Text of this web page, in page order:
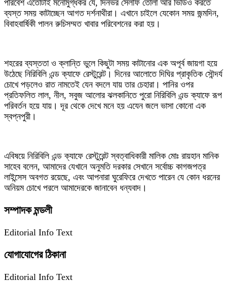
পরিবেশ এতোটাই মনোমুগ্ধকর যে, দিনভর সেলফি তোলা আর ভিডিও করতে
ব্যস্ত সময় কাটাচ্ছেন আগত দর্শনাথীরা। এখানে চাইলে যেকোন সময় জন্মদিন,
বিবাহবার্ষিকী পালন রুচিসম্মত খাবার পরিবেশনের করা হয়।
শহরের ব্যস্ততা ও ক্লান্তি ভুলে কিছুটা সময় কাটানোর এক অপূর্ব জায়গা হয়ে
উঠেছে নিরিবিলি এন্ড ক্যাফে রেস্টুরেন্ট। দিনের আলোতে দিঘির প্রাকৃতিক সৌন্দর্য
চোখে পড়লেও রাত নামতেই যেন বদলে যায় তার চেহারা। পানির ওপর
প্রতিফলিত লাল, নীল, সবুজ আলোর ঝলকানিতে পুরো নিরিবিলি এন্ড ক্যাফে রূপ
পরিবর্তন হয়ে যায়। দূর থেকে দেখে মনে হয় এযেন জলে ভাসা কোনো এক
স্বপ্নপুরী।
এবিষয়ে নিরিবিলি এন্ড ক্যাফে রেস্টুরেন্ট স্বত্বাধিকারী মালিক মোঃ রায়হান মানিক
সাহেব বলেন, আমাদের যেখানে অনুমতি দরকার সেখানে সর্বোচ্চ কাগজপত্র
লাইন্সেস অবগত রয়েছে, এবং আপনারা ঘুরেফিরে দেখতে পারেন যে কোন ধরনের
অনিয়ম চোখে পরলে আমাদেরকে জানাবেন ধন্যবাদ।
সম্পাদক মন্ডলী
Editorial Info Text
যোগাযোগের ঠিকানা
Editorial Info Text